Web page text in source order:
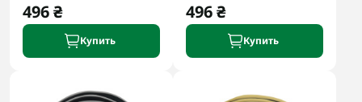
496 ₴
Купить
496 ₴
Купить